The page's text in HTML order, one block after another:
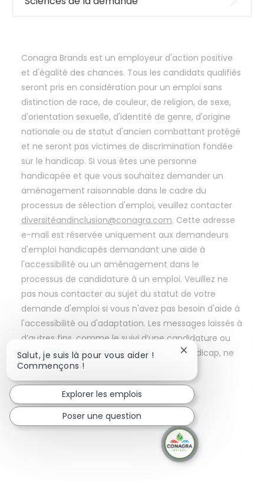
Conagra Brands est un employeur d'action positive
et d'égalité des chances. Tous les candidats qualifiés
seront pris en considération pour un emploi sans
distinction de race, de couleur, de religion, de sexe,
d'orientation sexuelle, d'identité de genre, d'origine
nationale ou de statut d'ancien combattant protégé
et ne seront pas victimes de discrimination fondée
sur le handicap. Si vous êtes une personne
handicapée et que vous souhaitez demander un
aménagement raisonnable dans le cadre du
processus de sélection d'emploi, veuillez contacter
diversitéandinclusion@conagra.com. Cette adresse
e-mail est réservée uniquement aux demandeurs
d'emploi handicapés demandant une aide à
l'accessibilité ou un aménagement dans le
processus de candidature à un emploi. Veuillez ne
pas nous contacter au sujet du statut de votre
demande d'emploi si vous n'avez pas besoin d'aide à
l'accessibilité ou d'adaptation. Les messages laissés à
d’autres fins, comme le suivi d’une candidature ou
des problèmes techniques non liés au handicap, ne
recevront pas de réponse.
Salut, je suis là pour vous aider !
Commençons !
Fermer la
Explorer les emplois
Poser une question